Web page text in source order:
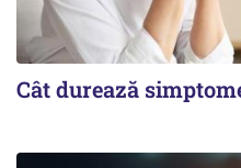
Cât durează